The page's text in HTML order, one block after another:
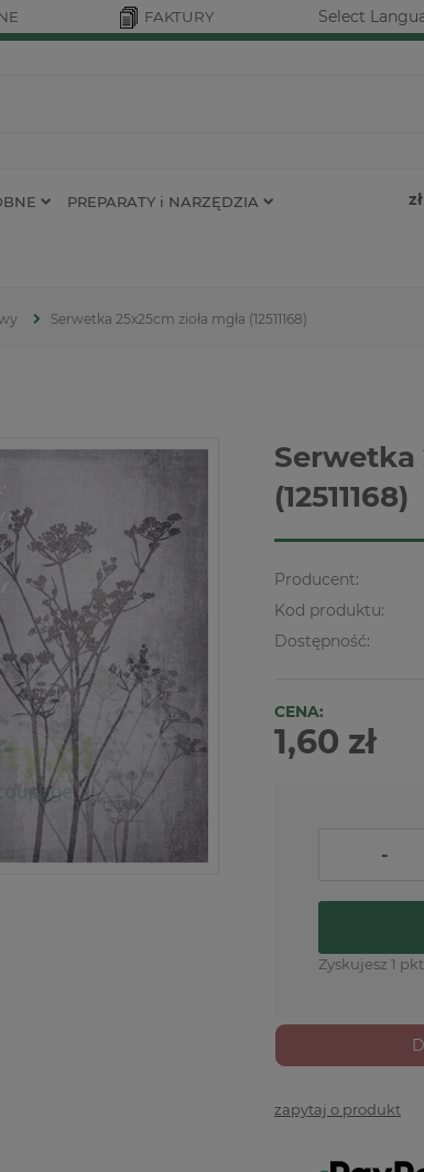
FAKTURY Select
PREPARATY i NARZĘDZIA
Serwetka 25x25cm zioła mgła (12511168)
Serwetka
(12511168)
Producent:
Kod produktu:
Dostępność:
CENA:
1,60 zł
-
Zyskujesz 1
zapytaj o produkt